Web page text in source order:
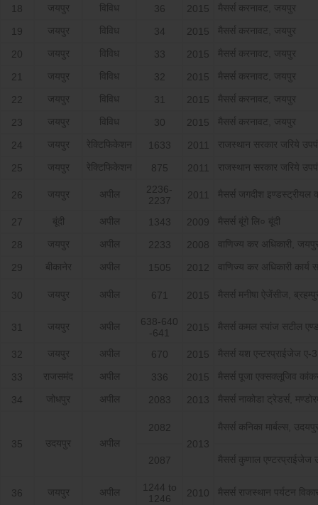
18 जयपुर विविध 36 2015 मैसर्स करनावट, जयपुर
19 जयपुर विविध 34 2015 मैसर्स करनावट, जयपुर
20 जयपुर विविध 33 2015 मैसर्स करनावट, जयपुर
21 जयपुर विविध 32 2015 मैसर्स करनावट, जयपुर
22 जयपुर विविध 31 2015 मैसर्स करनावट, जयपुर
23 जयपुर विविध 30 2015 मैसर्स करनावट, जयपुर
24 जयपुर रेक्टिफिकेशन 1633 2011 राजस्थान सरकार जरिये
25 जयपुर रेक्टिफिकेशन 875 2011 राजस्थान सरकार जरिये
26 जयपुर अपील
2236-
2237
2011 मैसर्स जगदीश इण्डस्ट्रीयल
27 बूंदी अपील 1343 2009 मैसर्स बूंगे लि० बूंदी
28 जयपुर अपील 2233 2008 वाणिज्य कर अधिकारी,
29 बीकानेर अपील 1505 2012 वाणिज्य कर अधिकारी कार्य
30 जयपुर अपील 671 2015 मैसर्स मनीषा ऐजेंसीज,
31 जयपुर अपील
638-640
-641
2015 मैसर्स कमल स्पांज सटील
32 जयपुर अपील 670 2015 मैसर्स यश एन्टरप्राईजेज ए-3
33 राजसमंद अपील 336 2015 मैसर्स पूजा एक्सक्लूजिव
34 जोधपुर अपील 2083 2013 मैसर्स नाकोडा ट्रेडर्स,
35 उदयपुर अपील
2082
2013
मैसर्स कनिका मार्बल्स,
2087 मैसर्स कुणाल एण्टरप्राईजेज
36 जयपुर अपील
1244 to
1246
2010 मैसर्स राजस्थान पर्यटन